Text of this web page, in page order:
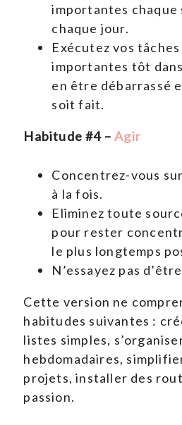
importantes chaque
chaque jour.
Exécutez vos
importantes tôt
en être débarrassé
soit fait.
Habitude #4 –Agir
Concentrez-vous
à la fois.
Eliminez toute
pour rester
le plus longtemps
N’essayez pas
Cette version ne
habitudes suivantes :
listes simples,
hebdomadaires,
projets, installer des
passion.